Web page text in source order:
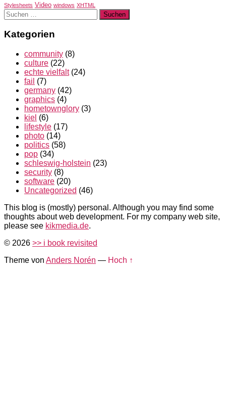
Stylesheets Video windows XHTML
Suchen
nach:
Kategorien
community (8)
culture (22)
echte vielfalt(24)
fail (7)
germany (42)
graphics (4)
hometownglory (3)
kiel (6)
lifestyle (17)
photo (14)
politics (58)
pop (34)
schleswig-holstein (23)
security (8)
software (20)
Uncategorized (46)
This blog is (mostly) personal. Although you may find some
thoughts about web development. For my company web site,
please see kikmedia.de.
© 2026 >> i book revisited
Theme von Anders Norén — Hoch ↑